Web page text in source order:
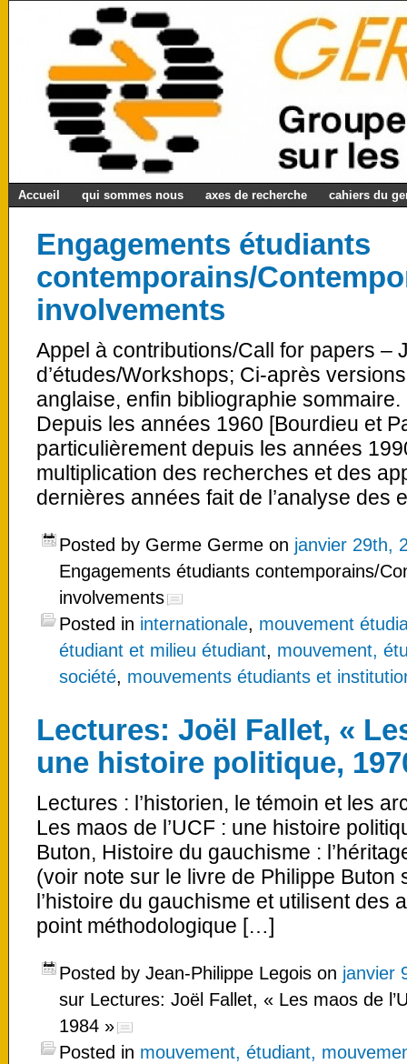
Accueil qui sommes nous axes de recherche cahiers du
Engagements étudiants
contemporains/
involvements
Appel à contributions/Call for papers –
d’études/Workshops; Ci-après
anglaise, enfin bibliographie
Depuis les années 1960 [Bourdieu et
particulièrement depuis les années
multiplication des recherches et des
dernières années fait de l’analyse des
Posted by Germe Germe on janvier 29th,
Engagements étudiants contemporains/
involvements
Posted in internationale, mouvement
étudiant et milieu étudiant, mouvement,
société, mouvements étudiants et
Lectures: Joël Fallet, «
une histoire politique,
Lectures : l’historien, le témoin et les
Les maos de l’UCF : une histoire
Buton, Histoire du gauchisme :
(voir note sur le livre de Philippe Buton
l’histoire du gauchisme et utilisent des
point méthodologique […]
Posted by Jean-Philippe Legois on janvier
sur Lectures: Joël Fallet, « Les maos de
1984 »
Posted in mouvement, étudiant,